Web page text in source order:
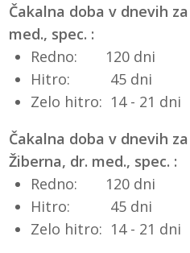
Čakalna doba v dnevih
med., spec. :
Redno: 120 dni
Hitro: 45 dni
Zelo hitro: 14 - 21 dni
Čakalna doba v dnevih
Žiberna, dr. med., spec. :
Redno: 120 dni
Hitro: 45 dni
Zelo hitro: 14 - 21 dni